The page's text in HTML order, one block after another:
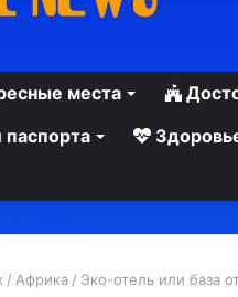
места
паспорта
/ Африка / Эко-отель или база